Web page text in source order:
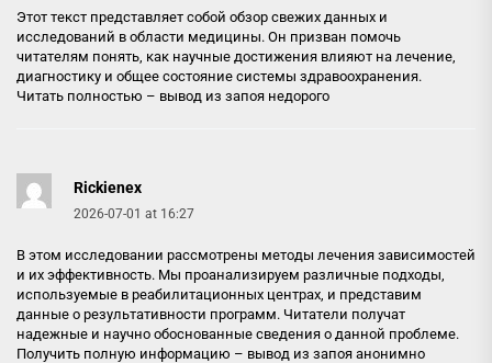
Этот текст представляет собой обзор свежих данных и
исследований в области медицины. Он призван помочь
читателям понять, как научные достижения влияют на лечение,
диагностику и общее состояние системы здравоохранения.
Читать полностью – вывод из запоя недорого
Rickienex
2026-07-01 at 16:27
В этом исследовании рассмотрены методы лечения зависимостей
и их эффективность. Мы проанализируем различные подходы,
используемые в реабилитационных центрах, и представим
данные о результативности программ. Читатели получат
надежные и научно обоснованные сведения о данной проблеме.
Получить полную информацию – вывод из запоя анонимно